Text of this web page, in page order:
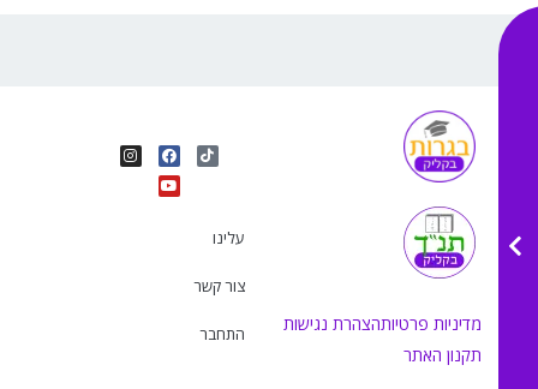
מדיניות פרטיותהצהרת נגישות
תקנון האתר
T
i
F
a
c
e
I
n
Y
o
u
t
עלינו
צור קשר
התחבר